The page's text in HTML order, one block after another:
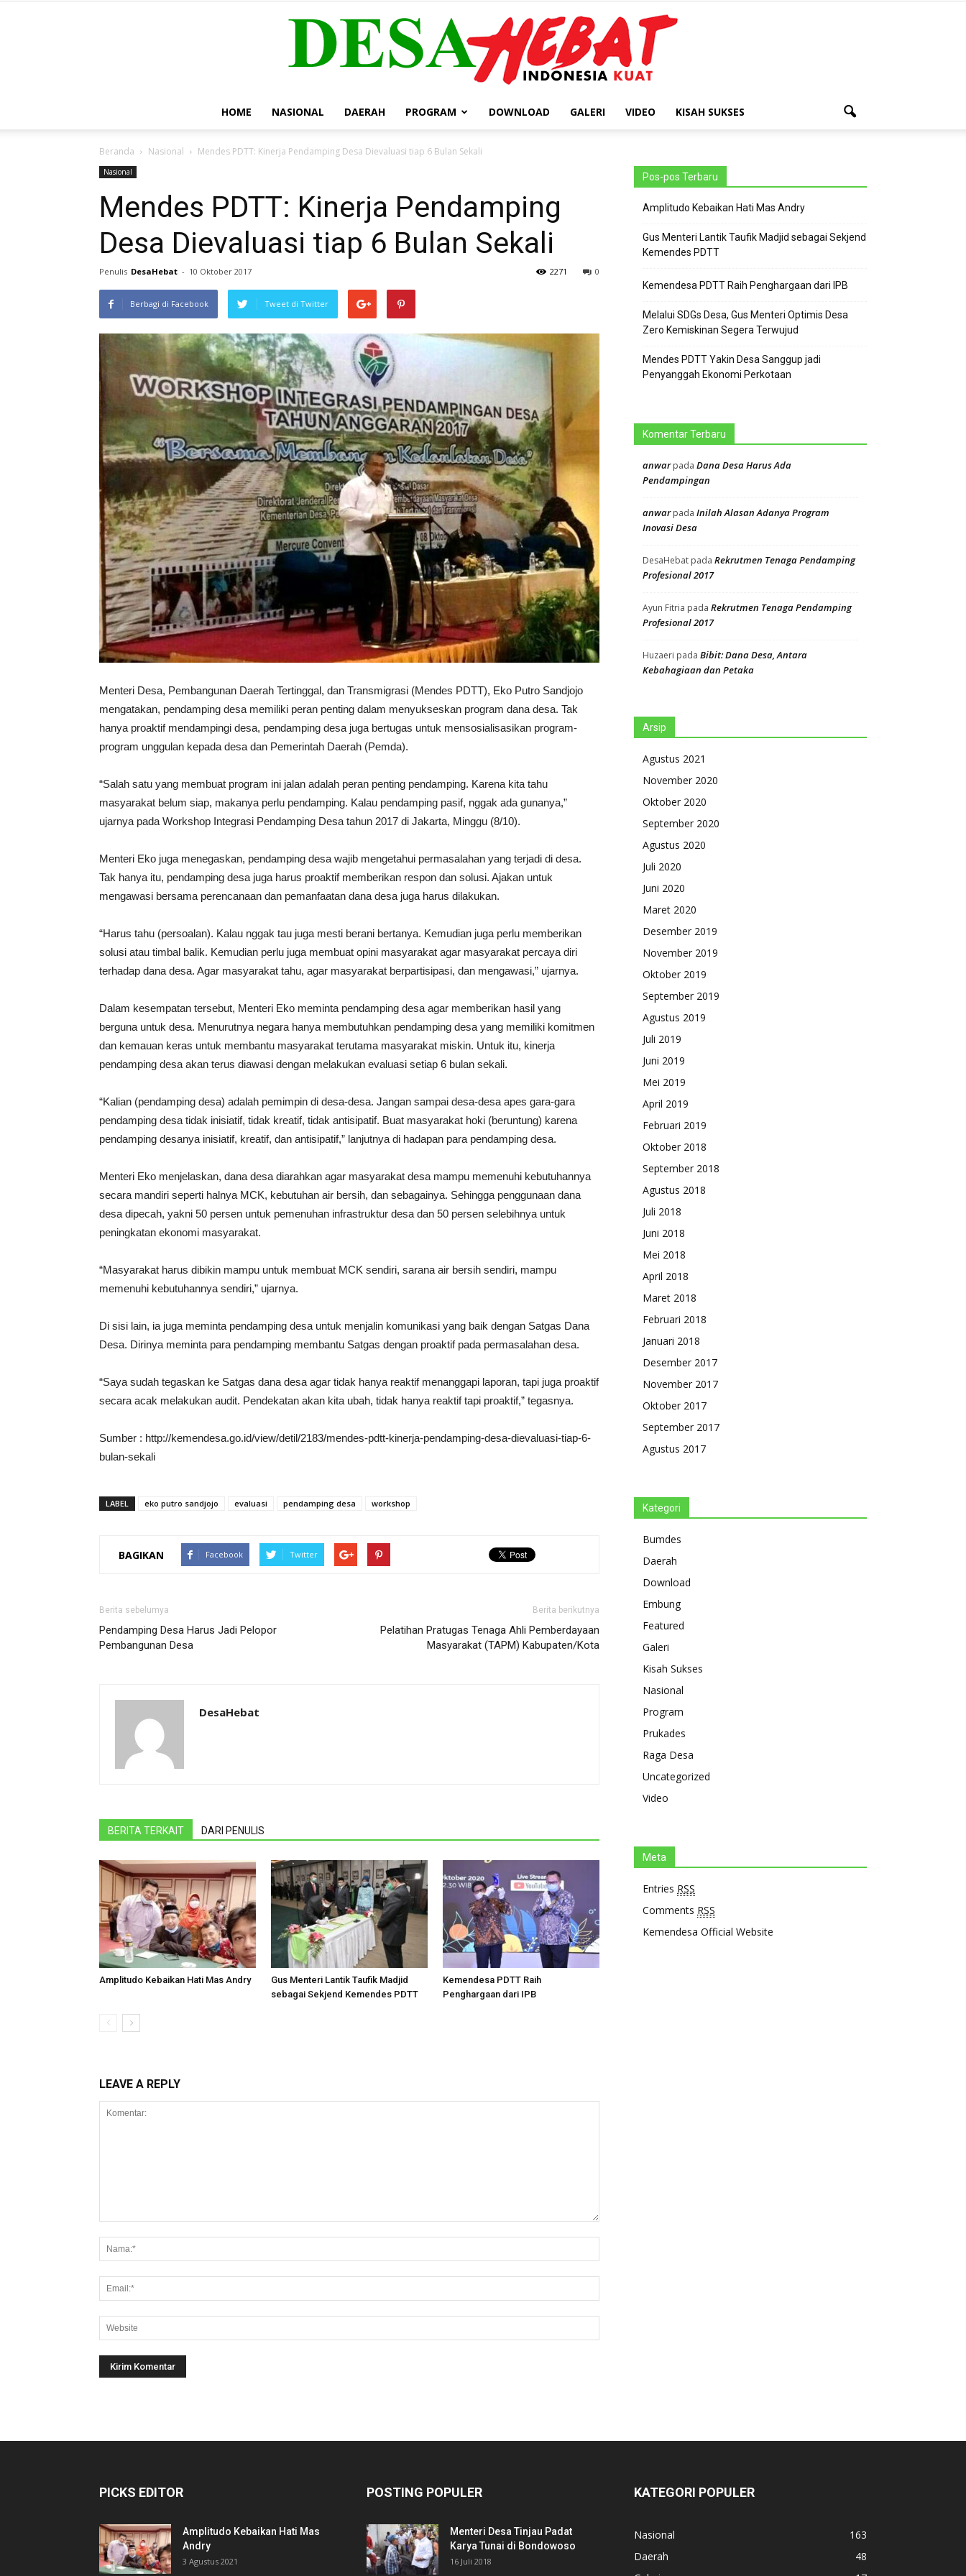
HEBAT
HOME NASIONAL DAERAH PROGRAM DOWNLOAD GALERI VIDEO KISAH SUKSES
Beranda Nasional Mendes PDTT: Kinerja Pendamping Desa Dievaluasi tiap 6 Bulan Sekali
Nasional
Mendes PDTT: Kinerja Pendamping
Desa Dievaluasi tiap 6 Bulan Sekali
Penulis DesaHebat - 10 Oktober 2017 0
2271
Berbagi di Facebook Tweet di Twitter
Menteri Desa, Pembangunan Daerah Tertinggal, dan Transmigrasi (Mendes PDTT), Eko Putro Sandjojo
mengatakan, pendamping desa memiliki peran penting dalam menyukseskan program dana desa. Tak
hanya proaktif mendampingi desa, pendamping desa juga bertugas untuk mensosialisasikan program-
program unggulan kepada desa dan Pemerintah Daerah (Pemda).
“Salah satu yang membuat program ini jalan adalah peran penting pendamping. Karena kita tahu
masyarakat belum siap, makanya perlu pendamping. Kalau pendamping pasif, nggak ada gunanya,”
ujarnya pada Workshop Integrasi Pendamping Desa tahun 2017 di Jakarta, Minggu (8/10).
Menteri Eko juga menegaskan, pendamping desa wajib mengetahui permasalahan yang terjadi di desa.
Tak hanya itu, pendamping desa juga harus proaktif memberikan respon dan solusi. Ajakan untuk
mengawasi bersama perencanaan dan pemanfaatan dana desa juga harus dilakukan.
“Harus tahu (persoalan). Kalau nggak tau juga mesti berani bertanya. Kemudian juga perlu memberikan
solusi atau timbal balik. Kemudian perlu juga membuat opini masyarakat agar masyarakat percaya diri
terhadap dana desa. Agar masyarakat tahu, agar masyarakat berpartisipasi, dan mengawasi,” ujarnya.
Dalam kesempatan tersebut, Menteri Eko meminta pendamping desa agar memberikan hasil yang
berguna untuk desa. Menurutnya negara hanya membutuhkan pendamping desa yang memiliki komitmen
dan kemauan keras untuk membantu masyarakat terutama masyarakat miskin. Untuk itu, kinerja
pendamping desa akan terus diawasi dengan melakukan evaluasi setiap 6 bulan sekali.
“Kalian (pendamping desa) adalah pemimpin di desa-desa. Jangan sampai desa-desa apes gara-gara
pendamping desa tidak inisiatif, tidak kreatif, tidak antisipatif. Buat masyarakat hoki (beruntung) karena
pendamping desanya inisiatif, kreatif, dan antisipatif,” lanjutnya di hadapan para pendamping desa.
Menteri Eko menjelaskan, dana desa diarahkan agar masyarakat desa mampu memenuhi kebutuhannya
secara mandiri seperti halnya MCK, kebutuhan air bersih, dan sebagainya. Sehingga penggunaan dana
desa dipecah, yakni 50 persen untuk pemenuhan infrastruktur desa dan 50 persen selebihnya untuk
peningkatan ekonomi masyarakat.
“Masyarakat harus dibikin mampu untuk membuat MCK sendiri, sarana air bersih sendiri, mampu
memenuhi kebutuhannya sendiri,” ujarnya.
Di sisi lain, ia juga meminta pendamping desa untuk menjalin komunikasi yang baik dengan Satgas Dana
Desa. Dirinya meminta para pendamping membantu Satgas dengan proaktif pada permasalahan desa.
“Saya sudah tegaskan ke Satgas dana desa agar tidak hanya reaktif menanggapi laporan, tapi juga proaktif
secara acak melakukan audit. Pendekatan akan kita ubah, tidak hanya reaktif tapi proaktif,” tegasnya.
Sumber : http://kemendesa.go.id/view/detil/2183/mendes-pdtt-kinerja-pendamping-desa-dievaluasi-tiap-6-
bulan-sekali
LABEL eko putro sandjojo evaluasi pendamping desa workshop
BAGIKAN Facebook Twitter
Berita sebelumya
Pendamping Desa Harus Jadi Pelopor
Pembangunan Desa
Berita berikutnya
Pelatihan Pratugas Tenaga Ahli Pemberdayaan
Masyarakat (TAPM) Kabupaten/Kota
DesaHebat
BERITA TERKAIT DARI PENULIS
Amplitudo Kebaikan Hati Mas Andry
Gus Menteri Lantik Taufik Madjid
sebagai Sekjend Kemendes PDTT
Kemendesa PDTT Raih
Penghargaan dari IPB
LEAVE A REPLY
Pos-pos Terbaru
Amplitudo Kebaikan Hati Mas Andry
Gus Menteri Lantik Taufik Madjid sebagai Sekjend
Kemendes PDTT
Kemendesa PDTT Raih Penghargaan dari IPB
Melalui SDGs Desa, Gus Menteri Optimis Desa
Zero Kemiskinan Segera Terwujud
Mendes PDTT Yakin Desa Sanggup jadi
Penyanggah Ekonomi Perkotaan
Komentar Terbaru
anwarpada Dana Desa Harus Ada
Pendampingan
anwarpada Inilah Alasan Adanya Program
Inovasi Desa
DesaHebat pada Rekrutmen Tenaga Pendamping
Profesional 2017
Ayun Fitria pada Rekrutmen Tenaga Pendamping
Profesional 2017
Huzaeri pada Bibit: Dana Desa, Antara
Kebahagiaan dan Petaka
Arsip
Agustus 2021
November 2020
Oktober 2020
September 2020
Agustus 2020
Juli 2020
Juni 2020
Maret 2020
Desember 2019
November 2019
Oktober 2019
September 2019
Agustus 2019
Juli 2019
Juni 2019
Mei 2019
April 2019
Februari 2019
Oktober 2018
September 2018
Agustus 2018
Juli 2018
Juni 2018
Mei 2018
April 2018
Maret 2018
Februari 2018
Januari 2018
Desember 2017
November 2017
Oktober 2017
September 2017
Agustus 2017
Kategori
Bumdes
Daerah
Download
Embung
Featured
Galeri
Kisah Sukses
Nasional
Program
Prukades
Raga Desa
Uncategorized
Video
Meta
Entries RSS
Comments RSS
Kemendesa Official Website
PICKS EDITOR
Amplitudo Kebaikan Hati Mas
Andry
3 Agustus 2021
POSTING POPULER
Menteri Desa Tinjau Padat
Karya Tunai di Bondowoso
16 Juli 2018
KATEGORI POPULER
Nasional
163
Daerah
48